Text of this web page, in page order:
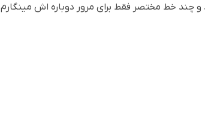
و چند خط مختصر فقط برای مرور دوباره اش مینگارم